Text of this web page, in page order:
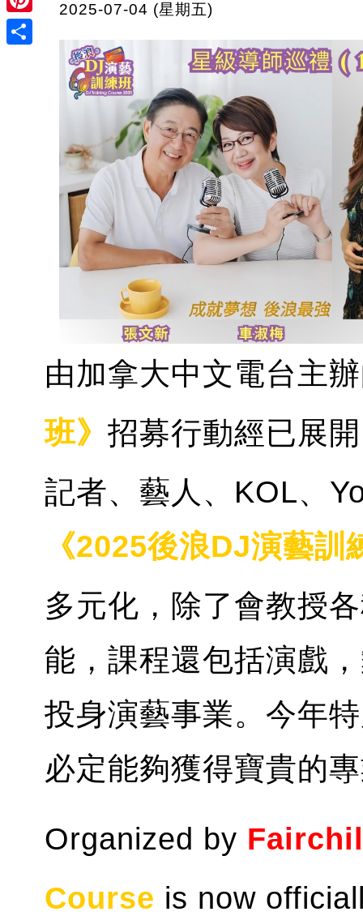
Pinterest
2025-07-04 (星期五)
由加拿大中文電台主
班》 招募行動經已展
記者、藝人、KOL、
《2025後浪DJ演藝訓
多元化，除了會教授
能，課程還包括演戲
投身演藝事業。今年
必定能夠獲得寶貴的
Organized by
Course is now